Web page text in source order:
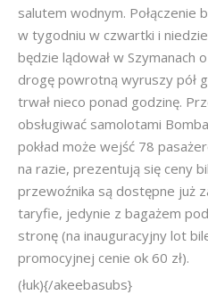
salutem wodnym. Połączenie
w tygodniu w czwartki i
będzie lądował w Szymanach
drogę powrotną wyruszy pół
trwał nieco ponad godzinę.
obsługiwać samolotami
pokład może wejść 78
na razie, prezentują się ceny
przewoźnika są dostępne już
taryfie, jedynie z bagażem
stronę (na inauguracyjny lot
promocyjnej cenie ok 60 zł).
(łuk){/akeebasubs}